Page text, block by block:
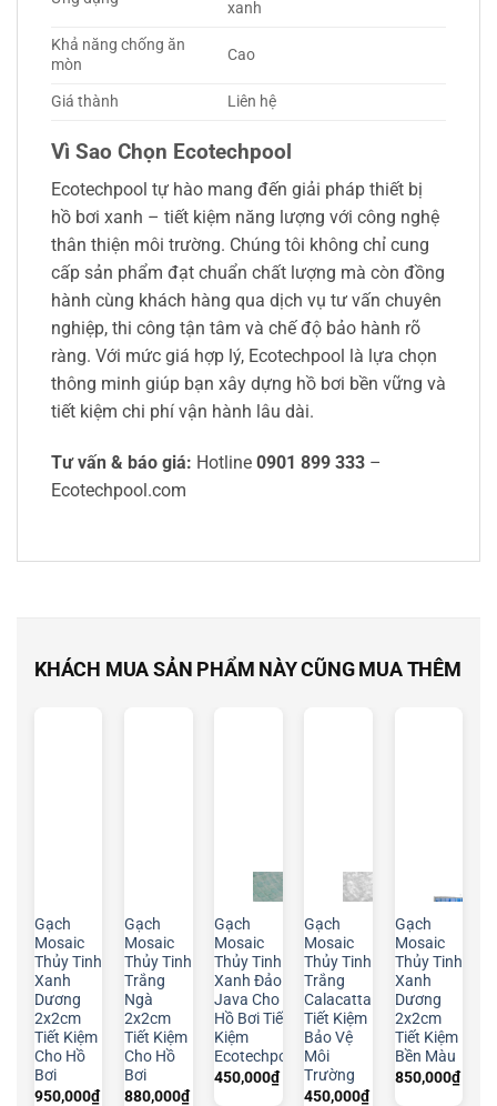
xanh
Khả năng chống ăn
mòn
Cao
Giá thành Liên hệ
Vì Sao Chọn Ecotechpool
Ecotechpool tự hào mang đến giải pháp thiết bị
hồ bơi xanh – tiết kiệm năng lượng với công nghệ
thân thiện môi trường. Chúng tôi không chỉ cung
cấp sản phẩm đạt chuẩn chất lượng mà còn đồng
hành cùng khách hàng qua dịch vụ tư vấn chuyên
nghiệp, thi công tận tâm và chế độ bảo hành rõ
ràng. Với mức giá hợp lý, Ecotechpool là lựa chọn
thông minh giúp bạn xây dựng hồ bơi bền vững và
tiết kiệm chi phí vận hành lâu dài.
Tư vấn & báo giá: Hotline 0901 899 333 –
Ecotechpool.com
KHÁCH MUA SẢN PHẨM NÀY CŨNG MUA THÊM
Gạch
Mosaic
Thủy Tinh
Xanh
Dương
2x2cm
Tiết Kiệm
Cho Hồ
Bơi
950,000₫
Gạch
Mosaic
Thủy Tinh
Trắng
Ngà
2x2cm
Tiết Kiệm
Cho Hồ
Bơi
880,000₫
Gạch
Mosaic
Thủy Tinh
Xanh Đảo
Java Cho
Hồ Bơi Tiết
Kiệm
Ecotechpool
450,000₫
Gạch
Mosaic
Thủy Tinh
Trắng
Calacatta
Tiết Kiệm
Bảo Vệ
Môi
Trường
450,000₫
Gạch
Mosaic
Thủy Tinh
Xanh
Dương
2x2cm
Tiết Kiệm
Bền Màu
850,000₫